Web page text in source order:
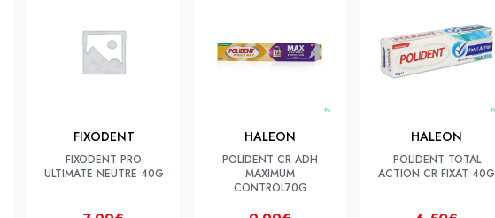
FIXODENT
FIXODENT PRO
ULTIMATE NEUTRE 40G
HALEON
POLIDENT CR ADH
MAXIMUM
CONTROL70G
HALEON
POLIDENT TOTAL
ACTION CR FIXAT 40G